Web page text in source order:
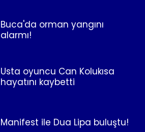
Buca'da orman yangını
alarmı!
Usta oyuncu Can Kolukısa
hayatını kaybetti
Manifest ile Dua Lipa buluştu!